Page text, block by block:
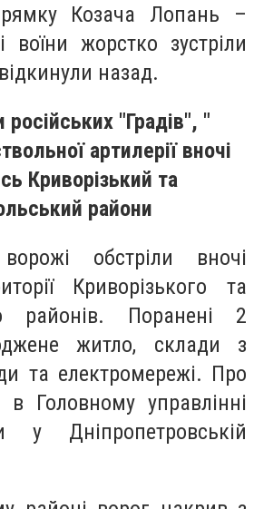
Козача Лопань –
воїни жорстко зустріли
назад.
"Градів", "
артилерії вночі
Криворізький та
райони
обстріли вночі
Криворізького та
районів. Поранені 2
житло, склади з
та електромережі. Про
Головному управлінні
у Дніпропетровській